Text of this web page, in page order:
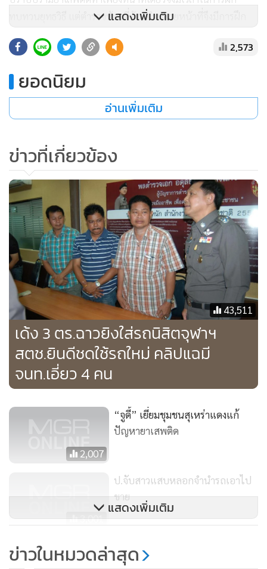
ทบทวนยุทธวิธี แต่ตำรวจท้องที่ต้องทำหลายหน้าที่จึงมีการฝึก
สงสัยให้สื่อมวลชนชมด้วย
แสดงเพิ่มเติม
2,573
ยอดนิยม
อ่านเพิ่มเติม
ข่าวที่เกี่ยวข้อง
43,511
เด้ง 3 ตร.ฉาวยิงใส่รถนิสิตจุฬาฯ
สตช.ยินดีชดใช้รถใหม่ คลิปแฉมี
จนท.เอี่ยว 4 คน
2,007
“จูดี้” เยี่ยมชุมชนสุเหร่าแดงแก้
ปัญหายาเสพติด
3,001
ป.จับสาวแสบหลอกจำนำรถเอาไป
ขาย
นช.แม้ว ตุ๋นเงินเหยื่อ
แสดงเพิ่มเติม
ข่าวในหมวดล่าสุด